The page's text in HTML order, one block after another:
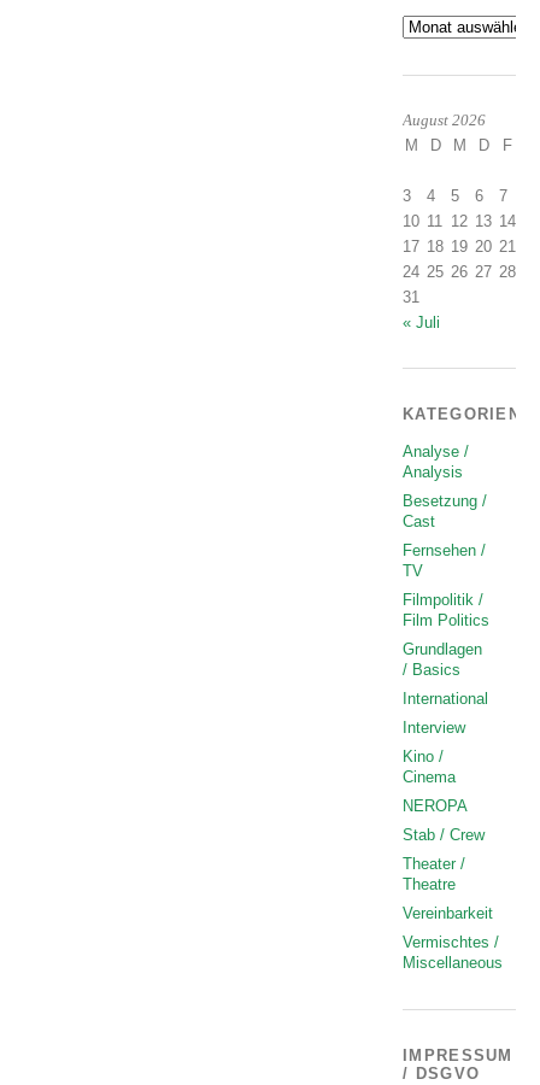
Archiv
August 2026
M D M D F
3
4 5 6 7
10 11 12 13 14
17 18 19 20 21
24 25 26 27 28
31
« Juli
KATEGORIEN
Analyse /
Analysis
Besetzung /
Cast
Fernsehen /
TV
Filmpolitik /
Film Politics
Grundlagen
/ Basics
International
Interview
Kino /
Cinema
NEROPA
Stab / Crew
Theater /
Theatre
Vereinbarkeit
Vermischtes /
Miscellaneous
IMPRESSUM
/ DSGVO